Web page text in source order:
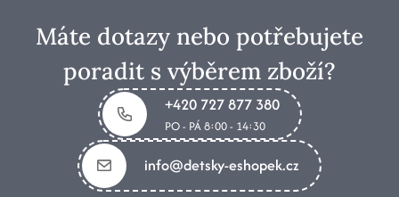
Máte dotazy nebo potřebujete
poradit s výběrem zboží?
+420 727 877 380
PO - PÁ 8:00 - 14:30
info@detsky-eshopek.cz